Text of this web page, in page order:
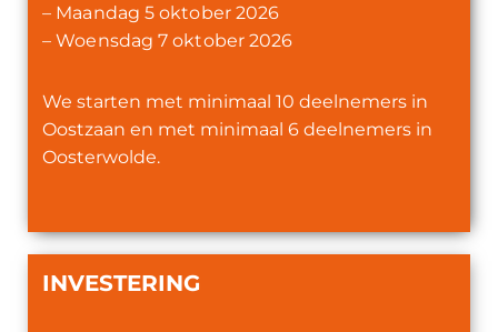
– Maandag 5 oktober 2026
– Woensdag 7 oktober 2026
We starten met minimaal 10 deelnemers in
Oostzaan en met minimaal 6 deelnemers in
Oosterwolde.
INVESTERING